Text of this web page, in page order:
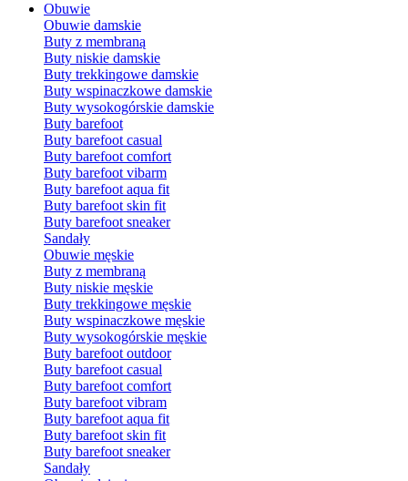
Obuwie
Obuwie damskie
Buty z membraną
Buty niskie damskie
Buty trekkingowe damskie
Buty wspinaczkowe damskie
Buty wysokogórskie damskie
Buty barefoot
Buty barefoot casual
Buty barefoot comfort
Buty barefoot vibarm
Buty barefoot aqua fit
Buty barefoot skin fit
Buty barefoot sneaker
Sandały
Obuwie męskie
Buty z membraną
Buty niskie męskie
Buty trekkingowe męskie
Buty wspinaczkowe męskie
Buty wysokogórskie męskie
Buty barefoot outdoor
Buty barefoot casual
Buty barefoot comfort
Buty barefoot vibram
Buty barefoot aqua fit
Buty barefoot skin fit
Buty barefoot sneaker
Sandały